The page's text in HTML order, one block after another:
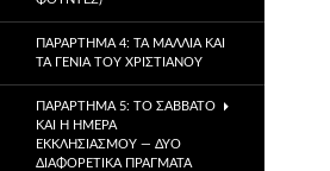
ΠΑΡΆΡΤΗΜΑ 4: ΤΑ ΜΑΛΛΙΆ ΚΑΙ
ΤΑ ΓΈΝΙΑ ΤΟΥ ΧΡΙΣΤΙΑΝΟΎ
ΠΑΡΆΡΤΗΜΑ 5: ΤΟ ΣΆΒΒΑΤΟ
ΚΑΙ Η ΗΜΈΡΑ
ΕΚΚΛΗΣΙΑΣΜΟΎ — ΔΎΟ
ΔΙΑΦΟΡΕΤΙΚΆ ΠΡΆΓΜΑΤΑ